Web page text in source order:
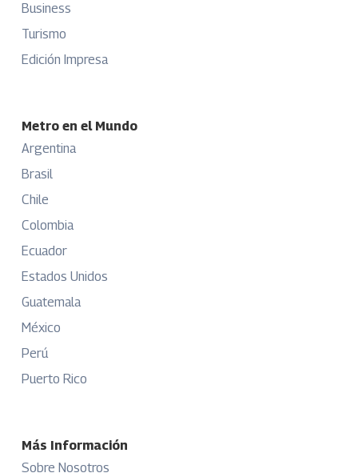
Business
Turismo
Edición Impresa
Metro en el Mundo
Argentina
Brasil
Chile
Colombia
Ecuador
Estados Unidos
Guatemala
México
Perú
Puerto Rico
Más Información
Sobre Nosotros